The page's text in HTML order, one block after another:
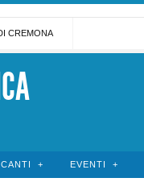
CREMONA
CANTI EVENTI